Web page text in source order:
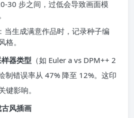
30 步之间，过低会导致画面模
：当生成满意作品时，记录种子编
。
器类型 （如 Euler a vs DPM++ 2
制错误率从 47% 降至 12%。这印
键影响。
风插画